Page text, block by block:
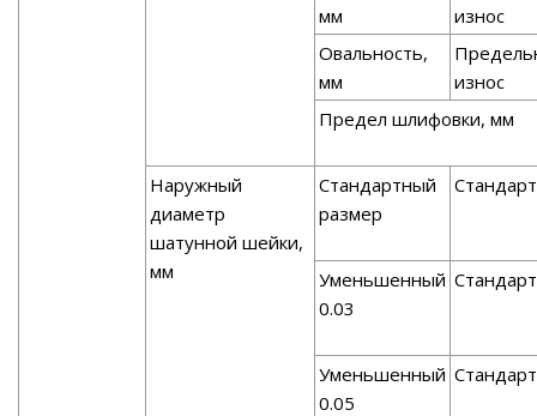
мм
износ
Овальность,
мм
износ
Предел шлифовки, мм
Наружный
диаметр
шатунной шейки,
мм
Стандартный
размер
Стандарт
Уменьшенный
0.03
Стандарт
Уменьшенный
0.05
Стандарт